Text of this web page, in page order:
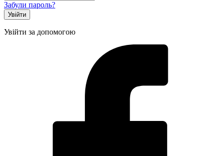
Забули пароль?
Увійти за допомогою